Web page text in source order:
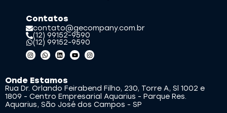
Contatos
contato@gecompany.com.br
(12) 99152-9590
(12) 99152-9590
Onde Estamos
Rua Dr. Orlando Feirabend Filho, 230, Torre A, Sl 1002 e
1809 - Centro Empresarial Aquarius - Parque Res.
Aquarius, São José dos Campos - SP